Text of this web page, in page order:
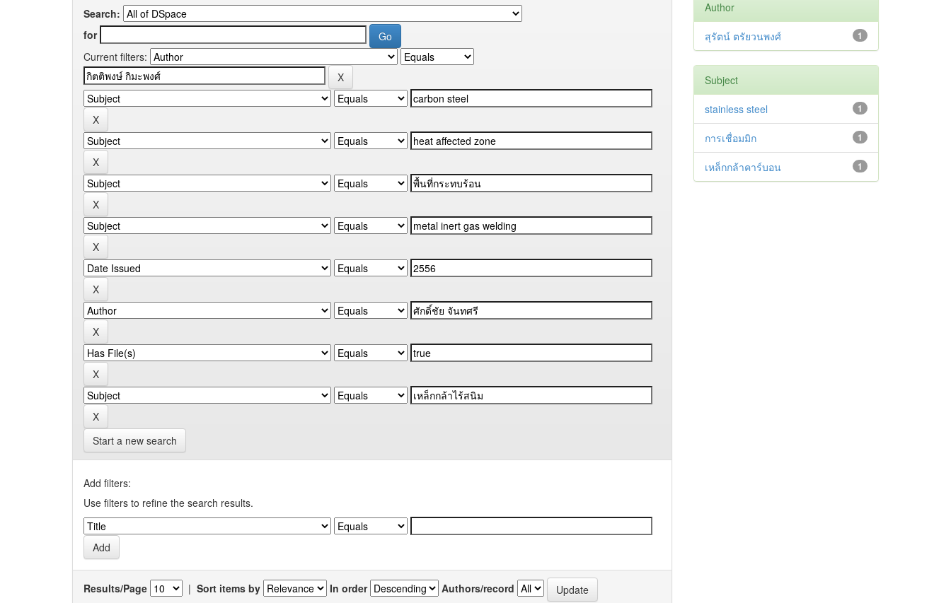
Search:
for
Current filters:
Start a new search
Add filters:
Use filters to refine the search results.
Results/Page | Sort items by In order Authors/record
Author
1
สุรัตน์ ตรัยวนพงศ์
Subject
1
stainless steel
1
การเชื่อมมิก
1
เหล็กกล้าคาร์บอน